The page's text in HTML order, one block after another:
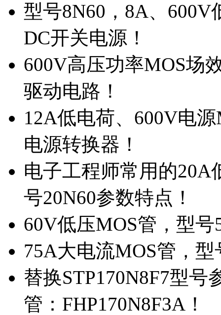
型号8N60，8A、
DC开关电源！
600V高压功率MOS场
驱动电路！
12A低电荷、600V电
电源转换器！
电子工程师常用的20A
号20N60参数特点！
60V低压MOS管，型
75A大电流MOS管，
替换STP170N8F7型
管：FHP170N8F3A！